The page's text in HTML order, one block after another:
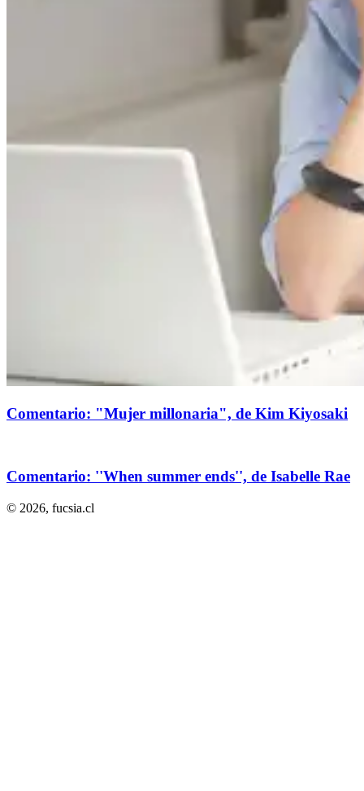
Comentario: "Mujer millonaria", de Kim Kiyosaki
Comentario: ''When summer ends'', de Isabelle Rae
© 2026, fucsia.cl